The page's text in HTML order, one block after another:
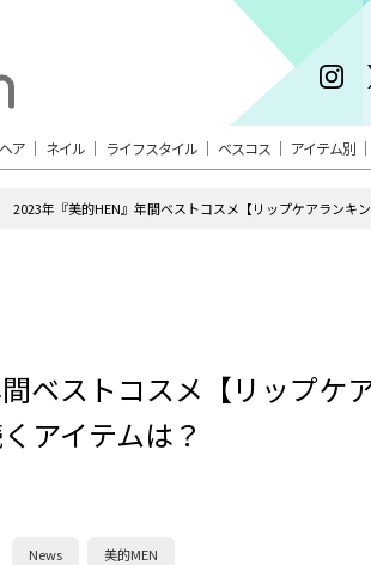
ヘア ネイル ライフスタイル ベスコス アイテム別
2023年『美的HEN』年間ベストコスメ【リップケアランキ
ベストコスメ【リップケ
アイテムは？
News 美的MEN